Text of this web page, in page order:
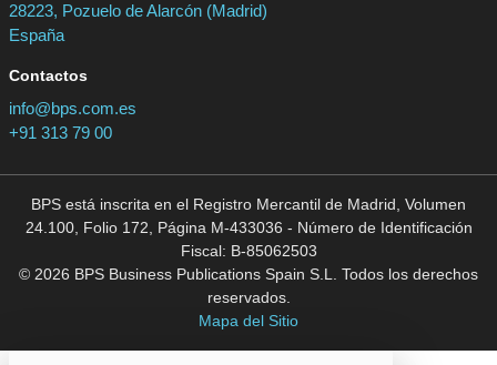
28223, Pozuelo de Alarcón (Madrid)
España
Contactos
info@bps.com.es
+91 313 79 00
BPS está inscrita en el Registro Mercantil de Madrid, Volumen
24.100, Folio 172, Página M-433036 - Número de Identificación
Fiscal: B-85062503
© 2026 BPS Business Publications Spain S.L. Todos los derechos
reservados.
Mapa del Sitio